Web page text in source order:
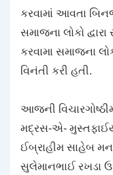
કરવામાં આવતા
સમાજના લોકો દ્વારા
કરવામા સમાજના
વિનંતી કરી હતી.
આજની
મદ્રસ-એ-
ઈબ્રાહીમ સાહેબ
સુલેમાનભાઈ રખડા